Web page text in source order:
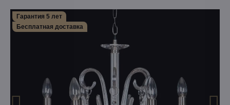
Гарантия 5 лет
Бесплатная доставка